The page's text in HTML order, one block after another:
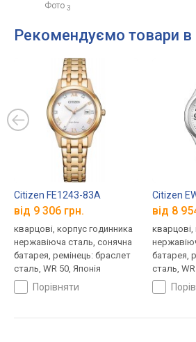
Фото 3
Рекомендуємо товари в
Citizen FE1243-83A
від 9 306 грн.
кварцові, корпус годинника
нержавіюча сталь, сонячна
батарея, ремінець: браслет
сталь, WR 50, Японія
порівняти
Citizen
від 8
кварцові,
батарея,
сталь,